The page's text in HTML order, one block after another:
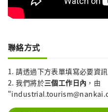
聯絡方式
1. 請透過下方表單填寫必要資
2. 我們將於三個工作日內 ，由